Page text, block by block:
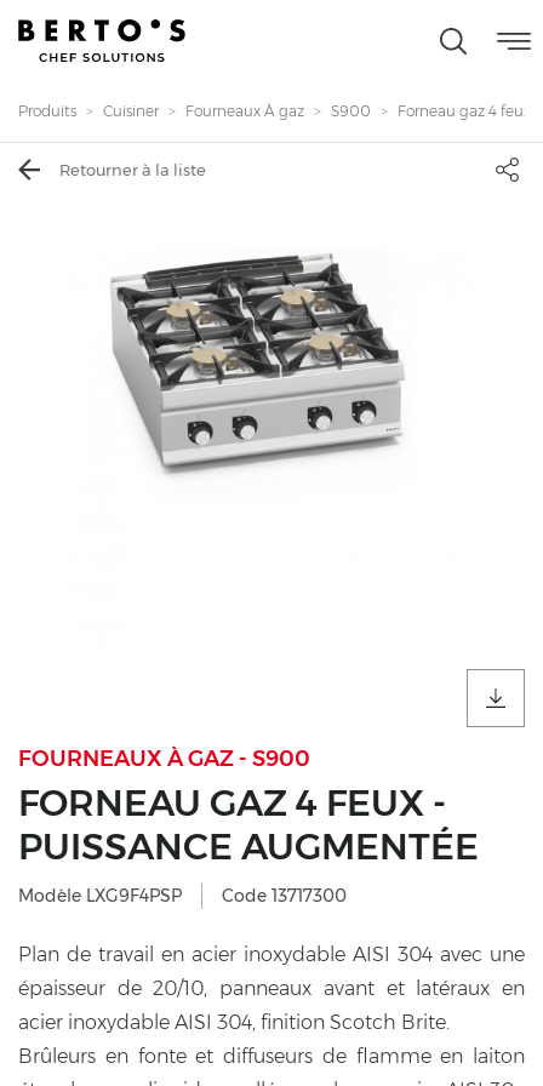
Produits Cuisiner Fourneaux À gaz S900 Forneau gaz 4 feux -
Retourner à la liste
FOURNEAUX À GAZ - S900
FORNEAU GAZ 4 FEUX -
PUISSANCE AUGMENTÉE
Modèle LXG9F4PSP Code 13717300
Plan de travail en acier inoxydable AISI 304 avec une
épaisseur de 20/10, panneaux avant et latéraux en
acier inoxydable AISI 304, finition Scotch Brite.
Brûleurs en fonte et diffuseurs de flamme en laiton